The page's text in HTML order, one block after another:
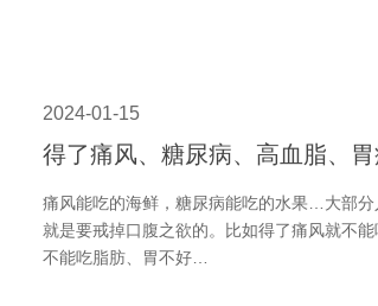
2024-01-15
得了痛风、糖尿病、高血脂、
痛风能吃的海鲜，糖尿病能吃的水果…大部
就是要戒掉口腹之欲的。比如得了痛风就不
不能吃脂肪、胃不好…